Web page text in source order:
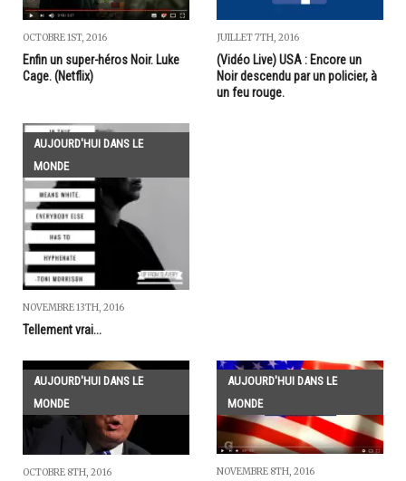
OCTOBRE 1ST, 2016
Enfin un super-héros Noir. Luke
Cage. (Netflix)
JUILLET 7TH, 2016
(Vidéo Live) USA : Encore un
Noir descendu par un policier, à
un feu rouge.
AUJOURD'HUI DANS LE
MONDE
NOVEMBRE 13TH, 2016
Tellement vrai...
AUJOURD'HUI DANS LE
MONDE
OCTOBRE 8TH, 2016
AUJOURD'HUI DANS LE
MONDE
NOVEMBRE 8TH, 2016